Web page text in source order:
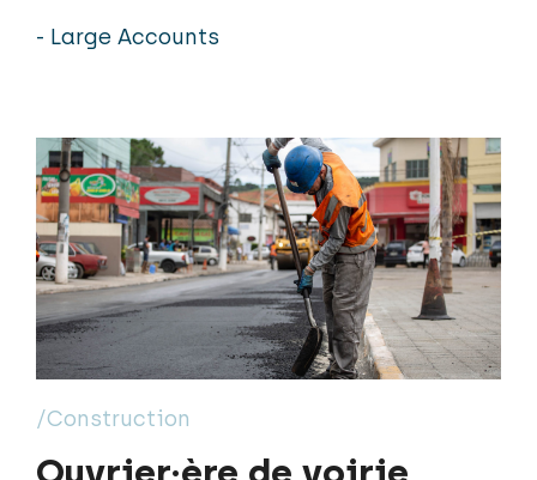
cuisines
- Large Accounts
/Construction